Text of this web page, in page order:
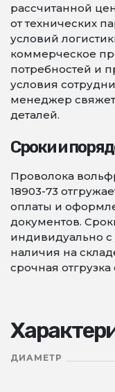
рассчитанной
от технических
условий
коммерческое
потребностей и
условия
менеджер
деталей.
Сроки и
Проволока
18903-73
оплаты и
документов.
индивидуально с
наличия на
срочная
ДИАМЕТР